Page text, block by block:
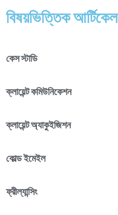
বিষয়ভিত্তিক আর্টিকেল
কেস স্টাডি
ক্লায়েন্ট কমিউনিকেশন
ক্লায়েন্ট অ্যাকুইজিশন
কোল্ড ইমেইল
ফ্রীল্যান্সিং